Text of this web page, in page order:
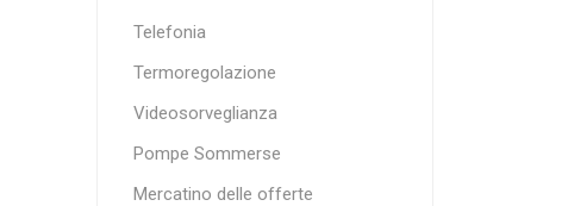
Telefonia
Termoregolazione
Videosorveglianza
Pompe Sommerse
Mercatino delle offerte